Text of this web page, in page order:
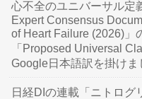
心不全のユニバーサル定
Expert Consensus
of Heart Failure (2026)」
「Proposed Universal
Google日本語訳を掛けま
日経DIの連載「ニトログ